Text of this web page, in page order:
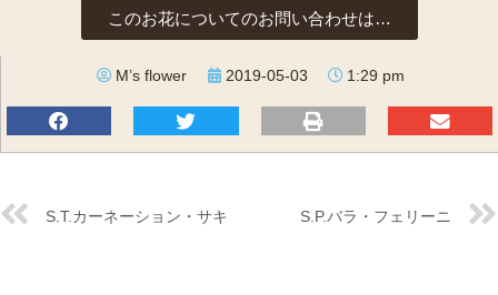
このお花についてのお問い合わせは…
M’s flower 2019-05-03 1:29 pm
S.T.カーネーション・サキ S.P.バラ・フェリーニ